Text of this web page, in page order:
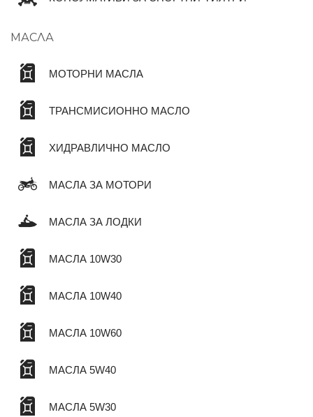
МАСЛА
МОТОРНИ МАСЛА
ТРАНСМИСИОННО МАСЛО
ХИДРАВЛИЧНО МАСЛО
МАСЛА ЗА МОТОРИ
МАСЛА ЗА ЛОДКИ
МАСЛА 10W30
МАСЛА 10W40
МАСЛА 10W60
МАСЛА 5W40
МАСЛА 5W30